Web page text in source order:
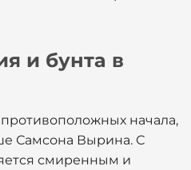
и бунта в
начала,
Самсона Вырина. С
смиренным и